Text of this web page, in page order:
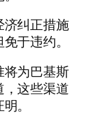
纠正措施
于违约。
将为巴基斯
这些渠道
。